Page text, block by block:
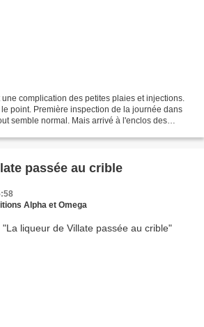
complication des petites plaies et injections.
point. Première inspection de la journée dans
semble normal. Mais arrivé à l'enclos des
passée au crible
Alpha et Omega